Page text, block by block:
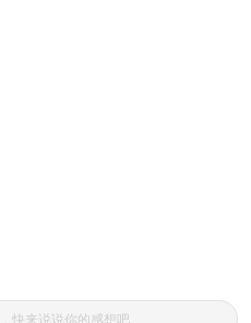
影坛7年之后的复出之作。